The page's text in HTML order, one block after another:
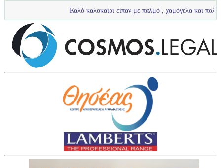
Καλό καλοκαίρι είπαν με παλμό , χαμόγελα και πολύ νερό τα